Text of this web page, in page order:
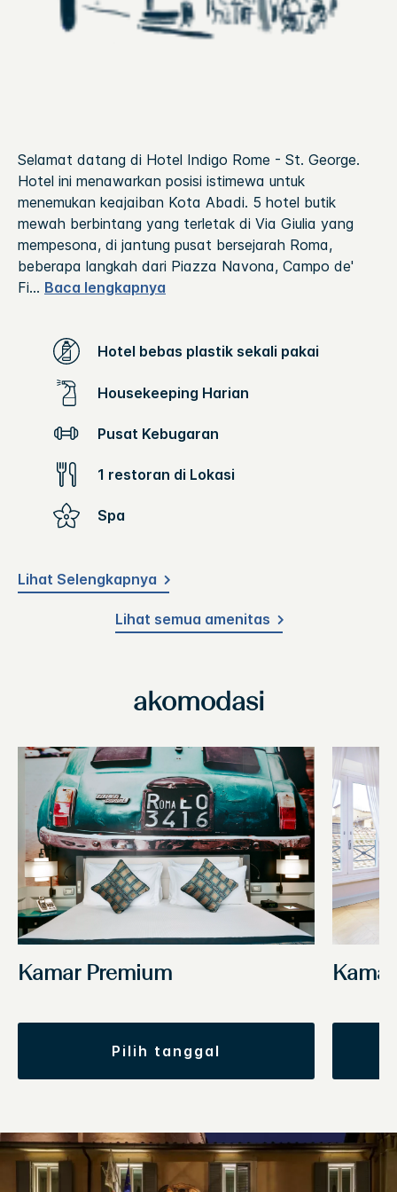
Selamat datang di Hotel Indigo Rome - St. George.
Hotel ini menawarkan posisi istimewa untuk
menemukan keajaiban Kota Abadi. 5 hotel butik
mewah berbintang yang terletak di Via Giulia yang
mempesona, di jantung pusat bersejarah Roma,
beberapa langkah dari Piazza Navona, Campo de'
Fi... Baca lengkapnya
Hotel bebas plastik sekali pakai
Housekeeping Harian
Pusat Kebugaran
1 restoran di Lokasi
Spa
Lihat Selengkapnya
Lihat semua amenitas
akomodasi
Kamar Premium
pilih tanggal